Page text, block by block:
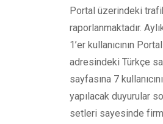
Portal üzerindeki
raporlanmaktadır.
1’er kullanıcının
adresindeki Türkçe
sayfasına 7
yapılacak duyurular
setleri sayesinde